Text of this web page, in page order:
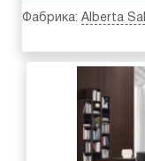
Фабрика: Alberta